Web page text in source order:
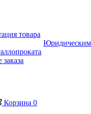
товара
Корзина 0